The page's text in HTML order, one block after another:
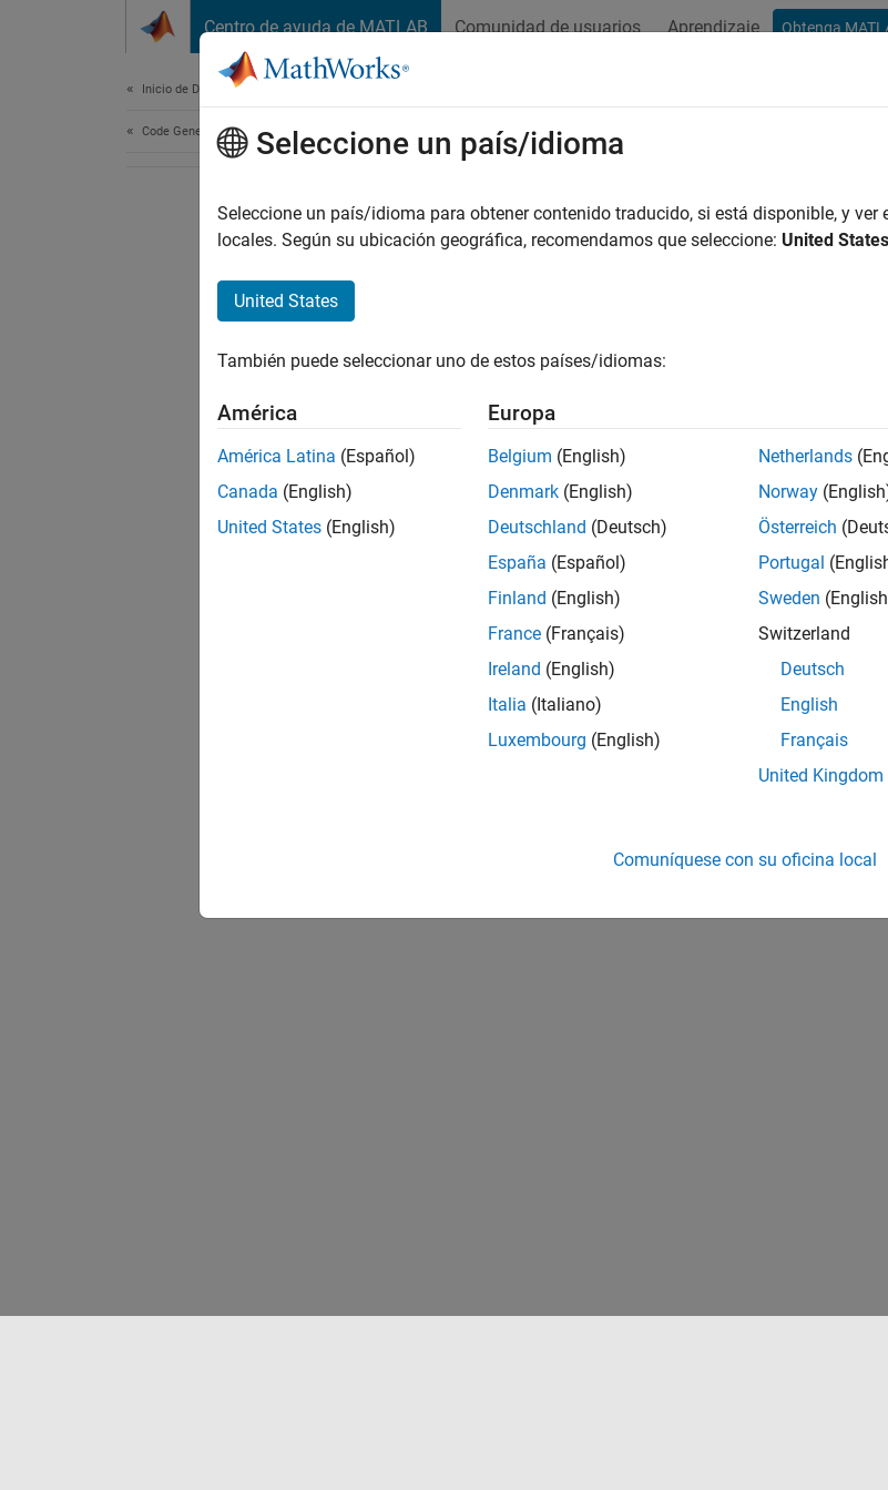
Centro de ayuda de MATLAB Comunidad de usuarios Aprendizaje Obtenga
Inicio de Documentación
Code Generation
How useful
Seleccione un país/idioma
Seleccione un país/idioma para obtener contenido traducido, si está disponible, y
locales. Según su ubicación geográfica, recomendamos que seleccione: United States
United States
También puede seleccionar uno de estos países/idiomas:
América
América Latina (Español)
Canada (English)
United States (English)
Europa
Belgium (English)
Denmark (English)
Deutschland (Deutsch)
España (Español)
Finland (English)
France (Français)
Ireland (English)
Italia (Italiano)
Luxembourg (English)
Netherlands
Norway
Österreich
Portugal
Sweden
Switzerland
Deutsch
English
Français
United Kingdom
Comuníquese con su oficina local